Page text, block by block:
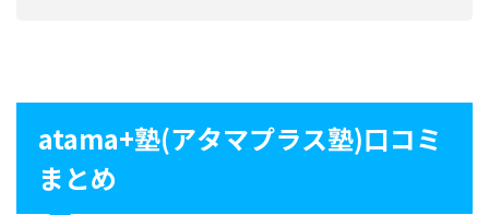
atama+塾(アタマプラス塾)口コミ
まとめ